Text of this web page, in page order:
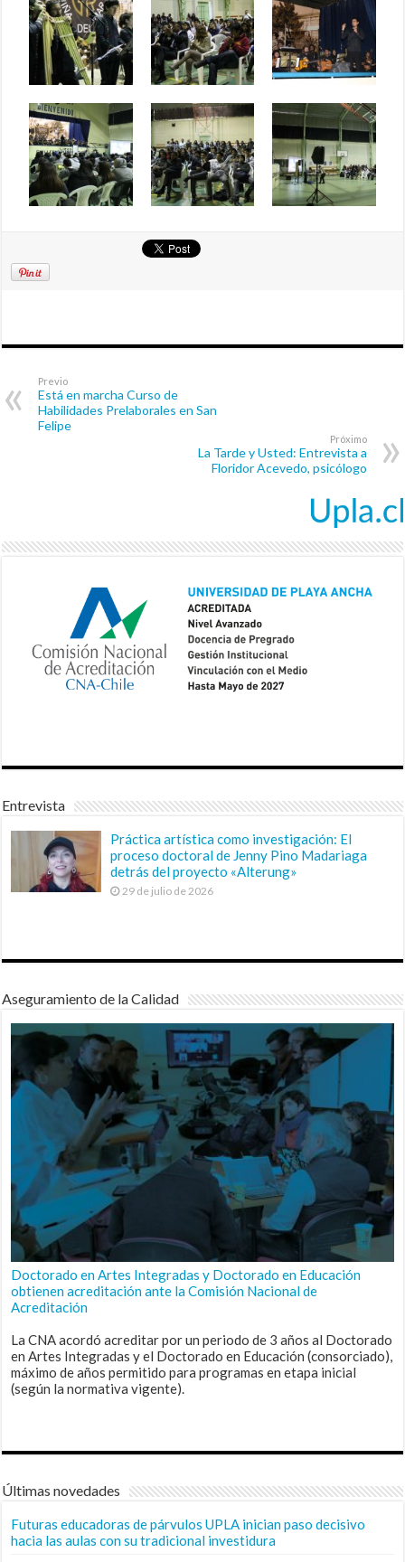
Previo
Está en marcha Curso de
Habilidades Prelaborales en San
Felipe
Próximo
La Tarde y Usted: Entrevista a
Floridor Acevedo, psicólogo
Entrevista
Práctica artística como investigación: El
proceso doctoral de Jenny Pino Madariaga
detrás del proyecto «Alterung»
29 de julio de 2026
Aseguramiento de la Calidad
Doctorado en Artes Integradas y Doctorado en Educación
obtienen acreditación ante la Comisión Nacional de
Acreditación
La CNA acordó acreditar por un periodo de 3 años al Doctorado
en Artes Integradas y el Doctorado en Educación (consorciado),
máximo de años permitido para programas en etapa inicial
(según la normativa vigente).
Últimas novedades
Futuras educadoras de párvulos UPLA inician paso decisivo
hacia las aulas con su tradicional investidura